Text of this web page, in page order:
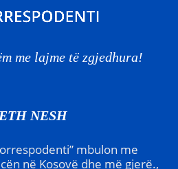
me lajme të zgjedhura!
NESH
mbulon me
në Kosovë dhe më gjerë.,